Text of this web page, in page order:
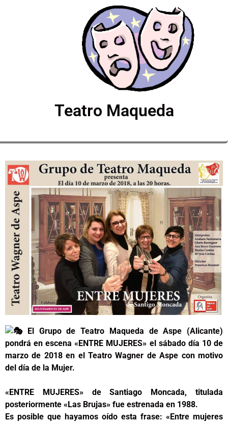
Teatro Maqueda
El Grupo de Teatro Maqueda de Aspe (Alicante)
pondrá en escena «ENTRE MUJERES» el sábado día 10 de
marzo de 2018 en el Teatro Wagner de Aspe con motivo
del día de la Mujer.
«ENTRE MUJERES» de Santiago Moncada, titulada
posteriormente «Las Brujas» fue estrenada en 1988.
Es posible que hayamos oído esta frase: «Entre mujeres